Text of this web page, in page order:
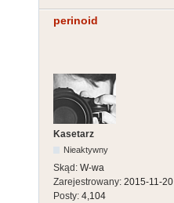
perinoid
Kasetarz
Nieaktywny
Skąd: W-wa
Zarejestrowany: 2015-11-20
Posty: 4,104